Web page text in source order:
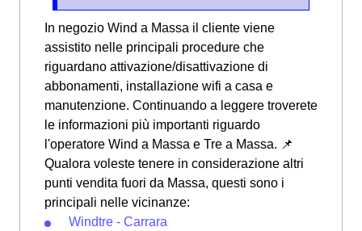
In negozio Wind a Massa il cliente viene
assistito nelle principali procedure che
riguardano attivazione/disattivazione di
abbonamenti, installazione wifi a casa e
manutenzione. Continuando a leggere troverete
le informazioni più importanti riguardo
l'operatore Wind a Massa e Tre a Massa. 📌
Qualora voleste tenere in considerazione altri
punti vendita fuori da Massa, questi sono i
principali nelle vicinanze:
Windtre - Carrara